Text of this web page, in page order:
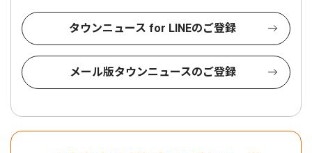
タウンニュース for LINEのご登録
メール版タウンニュースのご登録